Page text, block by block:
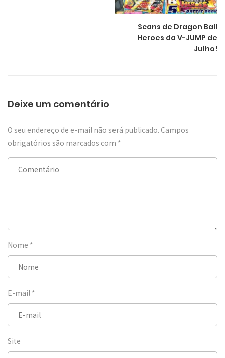
Scans de Dragon Ball
Heroes da V-JUMP de
Julho!
Deixe um comentário
O seu endereço de e-mail não será publicado. Campos
obrigatórios são marcados com *
Nome *
E-mail *
Site